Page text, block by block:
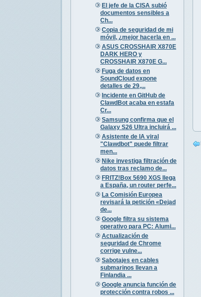
El jefe de la CISA subió
documentos sensibles a
Ch...
Copia de seguridad de mi
móvil, ¿mejor hacerla en ...
ASUS CROSSHAIR X870E
DARK HERO y
CROSSHAIR X870E G...
Fuga de datos en
SoundCloud expone
detalles de 29,...
Incidente en GitHub de
ClawdBot acaba en estafa
Cr...
Samsung confirma que el
Galaxy S26 Ultra incluirá ...
Asistente de IA viral
"Clawdbot" puede filtrar
men...
Nike investiga filtración de
datos tras reclamo de...
FRITZ!Box 5690 XGS llega
a España, un router perfe...
La Comisión Europea
revisará la petición «Dejad
de...
Google filtra su sistema
operativo para PC: Alumi...
Actualización de
seguridad de Chrome
corrige vulne...
Sabotajes en cables
submarinos llevan a
Finlandia ...
Google anuncia función de
protección contra robos ...